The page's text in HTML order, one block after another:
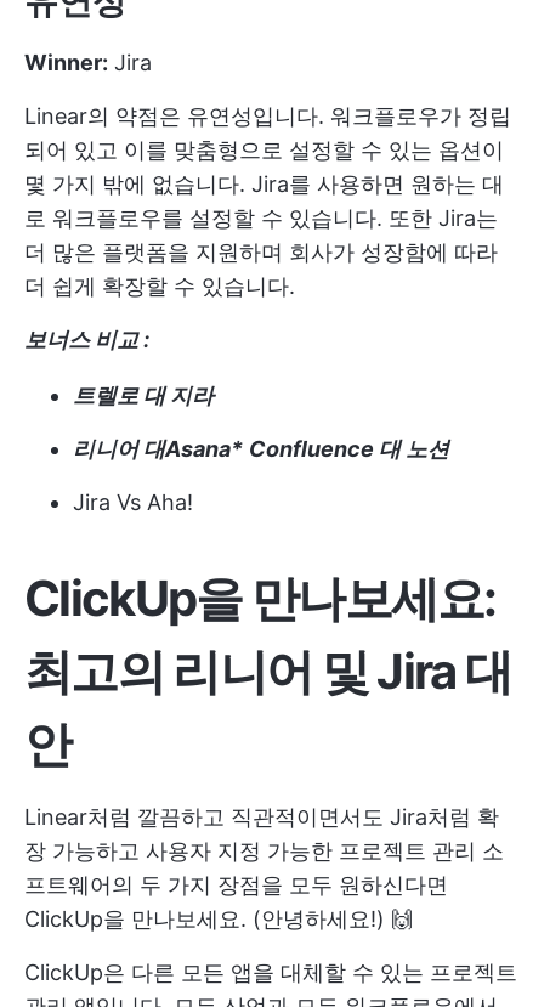
Winner: Jira
Linear의 약점은 유연성입니다. 워크플로우가 정립
되어 있고 이를 맞춤형으로 설정할 수 있는 옵션이
몇 가지 밖에 없습니다. Jira를 사용하면 원하는 대
로 워크플로우를 설정할 수 있습니다. 또한 Jira는
더 많은 플랫폼을 지원하며 회사가 성장함에 따라
더 쉽게 확장할 수 있습니다.
보너스 비교 :
트렐로 대 지라
리니어 대Asana* Confluence 대 노션
Jira Vs Aha!
ClickUp을 만나보세요:
최고의 리니어 및 Jira 대
안
Linear처럼 깔끔하고 직관적이면서도 Jira처럼 확
장 가능하고 사용자 지정 가능한 프로젝트 관리 소
프트웨어의 두 가지 장점을 모두 원하신다면
ClickUp을 만나보세요. (안녕하세요!) 🙌
ClickUp은 다른 모든 앱을 대체할 수 있는 프로젝트